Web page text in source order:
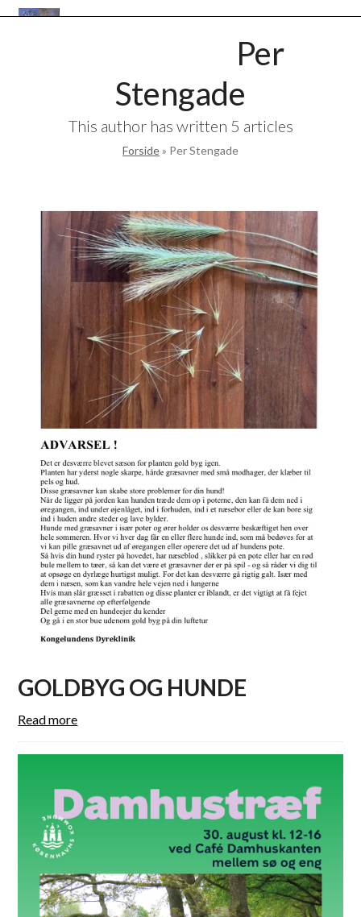
Skip
Open
Close
Per
Stengade
This author has written 5 articles
Forside» Per Stengade
GOLDBYG OG HUNDE
Read more